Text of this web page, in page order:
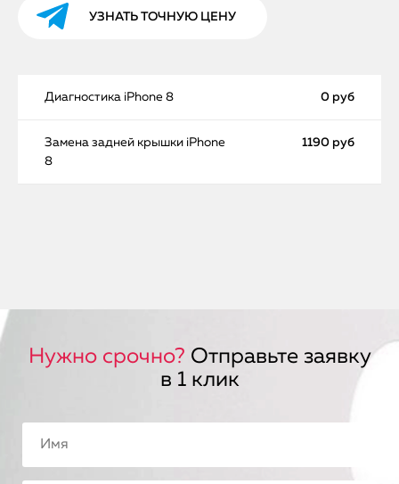
УЗНАТЬ ТОЧНУЮ ЦЕНУ
Диагностика iPhone 8 0 руб
Замена задней крышки iPhone
8
1190 руб
Нужно срочно? Отправьте заявку
в 1 клик